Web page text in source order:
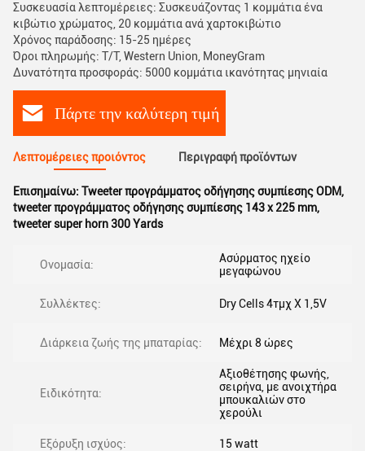
Συσκευασία λεπτομέρειες: Συσκευάζοντας 1 κομμάτια ένα
κιβώτιο χρώματος, 20 κομμάτια ανά χαρτοκιβώτιο
Χρόνος παράδοσης: 15-25 ημέρες
Όροι πληρωμής: T/T, Western Union, MoneyGram
Δυνατότητα προσφοράς: 5000 κομμάτια ικανότητας μηνιαία
Πάρτε την καλύτερη τιμή
Λεπτομέρειες προιόντος Περιγραφή προϊόντων
Επισημαίνω: Tweeter προγράμματος οδήγησης συμπίεσης ODM,
tweeter προγράμματος οδήγησης συμπίεσης 143 x 225 mm,
tweeter super horn 300 Yards
Ονομασία:
Ασύρματος ηχείο
μεγαφώνου
Συλλέκτες: Dry Cells 4τμχ X 1,5V
Διάρκεια ζωής της μπαταρίας: Μέχρι 8 ώρες
Ειδικότητα:
Αξιοθέτησης φωνής,
σειρήνα, με ανοιχτήρα
μπουκαλιών στο
χερούλι
Εξόρυξη ισχύος: 15 watt